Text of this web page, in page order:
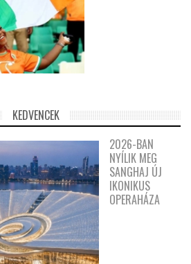
KEDVENCEK
2026-BAN
NYÍLIK MEG
SANGHAJ ÚJ
IKONIKUS
OPERAHÁZA